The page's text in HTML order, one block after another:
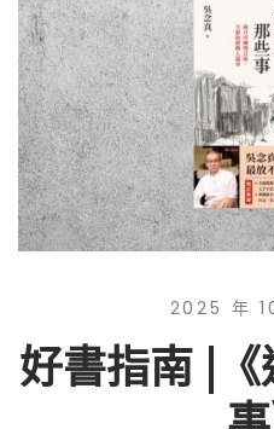
2025 年
好書指南 |